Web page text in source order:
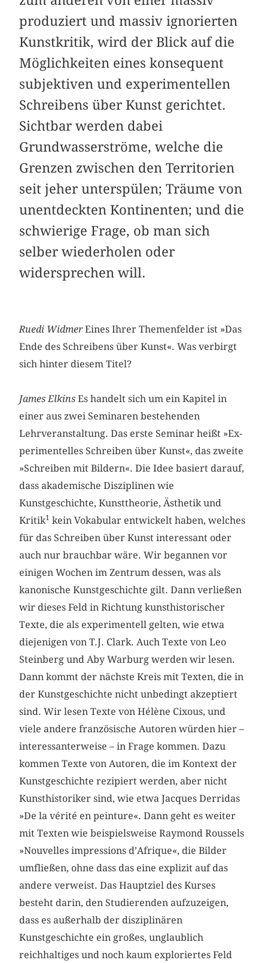
produziert und massiv ignorierten
Kunstkritik, wird der Blick auf die
Möglichkeiten eines konsequent
subjektiven und experimentellen
Schreibens über Kunst gerichtet.
Sichtbar werden dabei
Grundwasserströme, welche die
Grenzen zwischen den Territorien
seit jeher unterspülen; Träume von
unentdeckten Kontinenten; und die
schwierige Frage, ob man sich
selber wiederholen oder
widersprechen will.
Ruedi WidmerEines Ihrer Themenfelder ist »Das
Ende des Schreibens über Kunst«. Was verbirgt
sich hinter diesem Titel?
James ElkinsEs handelt sich um ein Kapitel in
einer aus zwei Seminaren bestehenden
Lehrveranstaltung. Das erste Seminar heißt »Ex­
perimentelles Schreiben über Kunst«, das zweite
»Schreiben mit ­Bildern«. Die Idee basiert darauf,
dass akademische Disziplinen wie
Kunstgeschichte, Kunsttheorie, Ästhetik und
Kritik1 kein Vokabular entwickelt haben, welches
für das Schreiben über Kunst interessant oder
auch nur brauchbar wäre. Wir begannen vor
einigen Wochen im Zentrum dessen, was als
kanonische Kunstgeschichte gilt. Dann verließen
wir dieses Feld in Richtung kunsthistorischer
Texte, die als experimentell gelten, wie etwa
diejenigen von T.J. Clark. Auch Texte von Leo
Steinberg und Aby Warburg werden wir lesen.
Dann kommt der nächste Kreis mit Texten, die in
der Kunstgeschichte nicht unbedingt akzeptiert
sind. Wir lesen Texte von Hélène Cixous, und
viele andere französische Autoren würden hier –
interessanterweise – in Frage kommen. Dazu
kommen Texte von Autoren, die im Kontext der
Kunstgeschichte rezipiert werden, aber nicht
Kunsthistoriker sind, wie etwa Jacques Derridas
»De la vérité en peinture«. Dann geht es weiter
mit Texten wie beispielsweise Raymond Roussels
»Nouvelles impressions d’Afrique«, die Bilder
umfließen, ohne dass das eine explizit auf das
andere verweist. Das Hauptziel des Kurses
besteht darin, den Studierenden aufzuzeigen,
dass es außerhalb der disziplinären
Kunstgeschichte ein großes, unglaublich
reichhaltiges und noch kaum exploriertes Feld